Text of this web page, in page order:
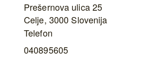
Prešernova ulica 25
Celje, 3000 Slovenija
Telefon
040895605